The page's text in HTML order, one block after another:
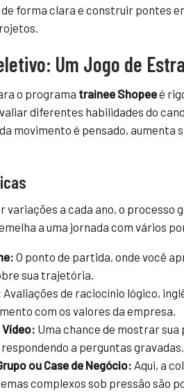
forma clara e construir pontes
Um Jogo de
o programa trainee Shopeeé
diferentes habilidades do
movimento é pensado, aumenta
variações a cada ano, o processo
a uma jornada com vários
O ponto de partida, onde você
sua trajetória.
Avaliações de raciocínio lógico,
com os valores da empresa.
Uma chance de mostrar
a perguntas gravadas.
ou Case de Negócio: Aqui, a
complexos sob pressão são